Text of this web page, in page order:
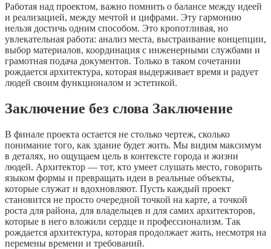
Работая над проектом, важно помнить о балансе между идеей
и реализацией, между мечтой и цифрами. Эту гармонию
нельзя достичь одним способом. Это кропотливая, но
увлекательная работа: анализ места, выстраивание концепции,
выбор материалов, координация с инженерными службами и
грамотная подача документов. Только в таком сочетании
рождается архитектура, которая выдерживает время и радует
людей своим функционалом и эстетикой.
Заключение без слова Заключение
В финале проекта остается не столько чертеж, сколько
понимание того, как здание будет жить. Мы видим максимум
в деталях, но ощущаем цель в контексте города и жизни
людей. Архитектор — тот, кто умеет слушать место, говорить
языком формы и превращать идеи в реальные объекты,
которые служат и вдохновляют. Пусть каждый проект
становится не просто очередной точкой на карте, а точкой
роста для района, для владельцев и для самих архитекторов,
которые в него вложили сердце и профессионализм. Так
рождается архитектура, которая продолжает жить, несмотря на
перемены времени и требований.